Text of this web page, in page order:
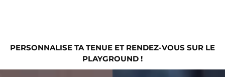
PERSONNALISE TA TENUE ET RENDEZ-VOUS SUR LE
PLAYGROUND !